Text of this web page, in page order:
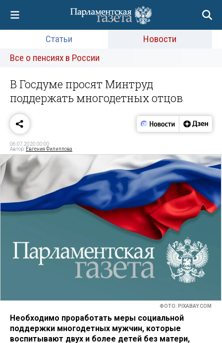
Статьи
Новости
Все о пенсиях в России
В Госдуме просят Минтруд
поддержать многодетных отцов
06.07.2020 00:00
Автор: Евгения Филиппова
ФОТО: PIXABAY.COM
Необходимо проработать меры социальной
поддержки многодетных мужчин, которые
воспитывают двух и более детей без матери,